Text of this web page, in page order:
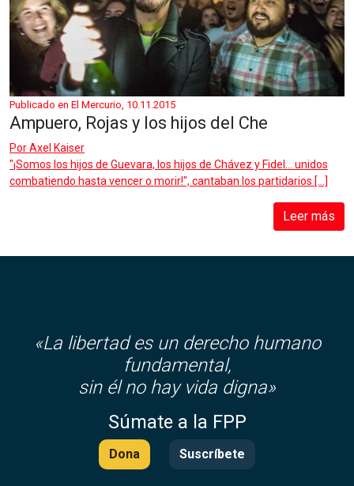
Publicado en El Mercurio, 10.11.2015
Ampuero, Rojas y los hijos del Che
PorAxel Kaiser
"¡Somos los hijos de Guevara, los hijos de Chávez y Fidel... unidos
combatiendo hasta vencer o morir!", cantaban los partidarios […]
Leer más
«La libertad es un derecho humano
fundamental,
sin él no hay vida digna»
Súmate a la FPP
Dona Suscríbete